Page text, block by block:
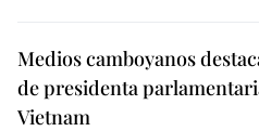
Medios camboyanos
de presidenta
Vietnam